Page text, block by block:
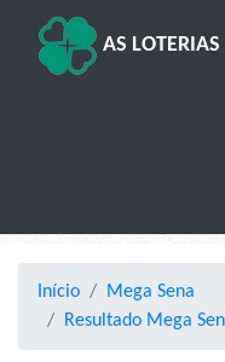
AS LOTERIAS
Início
Mega Sena
Resultado Mega